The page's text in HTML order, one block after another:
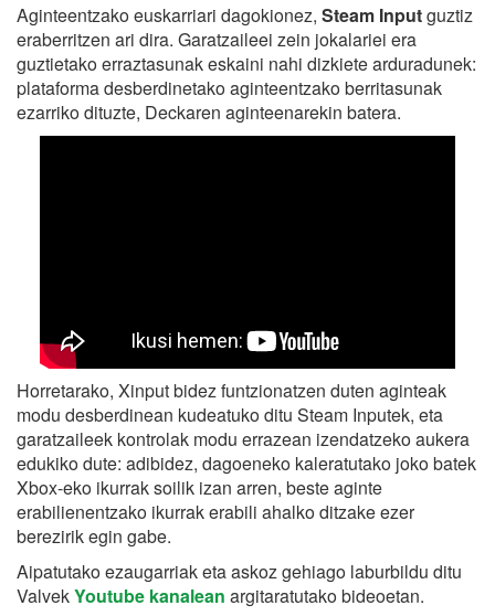
Aginteentzako euskarriari dagokionez, Steam Inputguztiz
eraberritzen ari dira. Garatzaileei zein jokalariei era
guztietako erraztasunak eskaini nahi dizkiete arduradunek:
plataforma desberdinetako aginteentzako berritasunak
ezarriko dituzte, Deckaren aginteenarekin batera.
Horretarako, Xinput bidez funtzionatzen duten aginteak
modu desberdinean kudeatuko ditu Steam Inputek, eta
garatzaileek kontrolak modu errazean izendatzeko aukera
edukiko dute: adibidez, dagoeneko kaleratutako joko batek
Xbox-eko ikurrak soilik izan arren, beste aginte
erabilienentzako ikurrak erabili ahalko ditzake ezer
berezirik egin gabe.
Aipatutako ezaugarriak eta askoz gehiago laburbildu ditu
ValvekYoutube kanalean argitaratutako bideoetan.